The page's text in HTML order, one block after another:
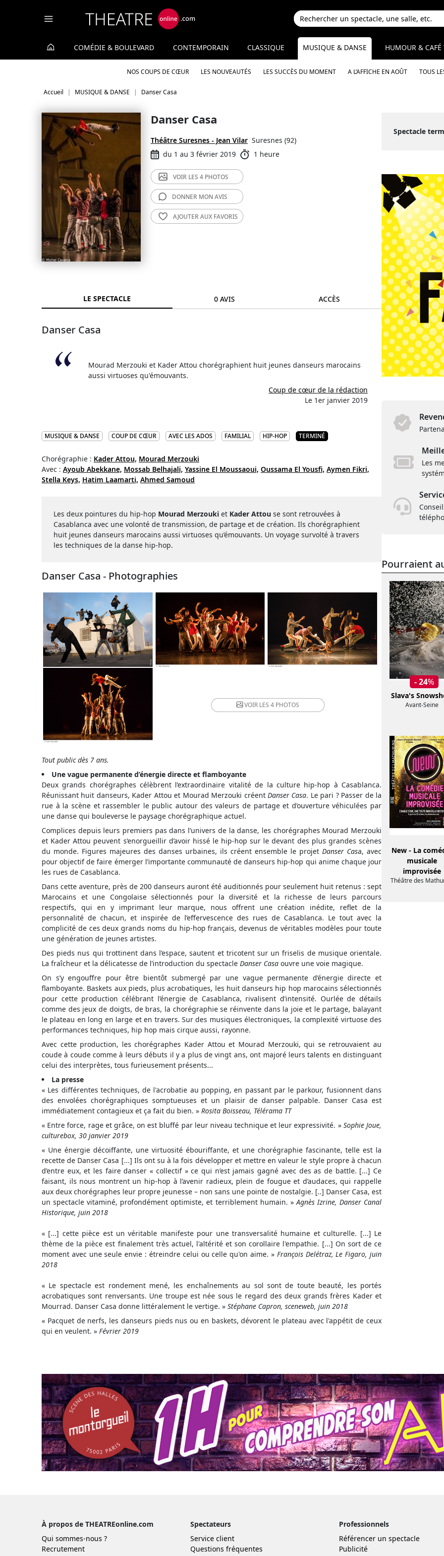
COMÉDIE & BOULEVARD CONTEMPORAIN CLASSIQUE MUSIQUE & DANSE
NOS COUPS DE CŒUR LES NOUVEAUTÉS LES SUCCÈS DU MOMENT A L’AFFICHE EN AOÛT TOUS
HUMOUR & CAFÉ
Accueil MUSIQUE & DANSE Danser Casa
Danser Casa
Théâtre Suresnes - Jean Vilar Suresnes (92)
du 1 au 3 février 2019
1 heure
VOIR LES 4 PHOTOS
DONNER MON AVIS
AJOUTER AUX FAVORIS
LE SPECTACLE 0 AVIS ACCÈS
Danser Casa
Mourad Merzouki et Kader Attou chorégraphient huit jeunes danseurs marocains
aussi virtuoses qu'émouvants.
Coup de cœur de la rédaction
Le 1er janvier 2019
MUSIQUE & DANSE COUP DE CŒUR AVEC LES ADOS FAMILIAL HIP-HOP TERMINÉ
Chorégraphie : Kader Attou, Mourad Merzouki
Avec : Ayoub Abekkane, Mossab Belhajali, Yassine El Moussaoui, Oussama El Yousfi, Aymen Fikri,
Stella Keys, Hatim Laamarti, Ahmed Samoud
Les deux pointures du hip-hop Mourad Merzouki et Kader Attou se sont retrouvées à
Casablanca avec une volonté de transmission, de partage et de création. Ils chorégraphient
huit jeunes danseurs marocains aussi virtuoses qu’émouvants. Un voyage survolté à travers
les techniques de la danse hip-hop.
Danser Casa - Photographies
VOIR LES 4 PHOTOS
Tout public dès 7 ans.
Une vague permanente d’énergie directe et flamboyante
Deux grands chorégraphes célèbrent l’extraordinaire vitalité de la culture hip-hop à Casablanca.
Réunissant huit danseurs, Kader Attou et Mourad Merzouki créent Danser Casa. Le pari ? Passer de la
rue à la scène et rassembler le public autour des valeurs de partage et d’ouverture véhiculées par
une danse qui bouleverse le paysage chorégraphique actuel.
Complices depuis leurs premiers pas dans l’univers de la danse, les chorégraphes Mourad Merzouki
et Kader Attou peuvent s’enorgueillir d’avoir hissé le hip-hop sur le devant des plus grandes scènes
du monde. Figures majeures des danses urbaines, ils créent ensemble le projet Danser Casa, avec
pour objectif de faire émerger l’importante communauté de danseurs hip-hop qui anime chaque jour
les rues de Casablanca.
Dans cette aventure, près de 200 danseurs auront été auditionnés pour seulement huit retenus : sept
Marocains et une Congolaise sélectionnés pour la diversité et la richesse de leurs parcours
respectifs, qui en y imprimant leur marque, nous offrent une création inédite, reflet de la
personnalité de chacun, et inspirée de l’effervescence des rues de Casablanca. Le tout avec la
complicité de ces deux grands noms du hip-hop français, devenus de véritables modèles pour toute
une génération de jeunes artistes.
Des pieds nus qui trottinent dans l’espace, sautent et tricotent sur un friselis de musique orientale.
La fraîcheur et la délicatesse de l’introduction du spectacle Danser Casa ouvre une voie magique.
On s’y engouffre pour être bientôt submergé par une vague permanente d’énergie directe et
flamboyante. Baskets aux pieds, plus acrobatiques, les huit danseurs hip hop marocains sélectionnés
pour cette production célébrant l’énergie de Casablanca, rivalisent d’intensité. Ourlée de détails
comme des jeux de doigts, de bras, la chorégraphie se réinvente dans la joie et le partage, balayant
le plateau en long en large et en travers. Sur des musiques électroniques, la complexité virtuose des
performances techniques, hip hop mais cirque aussi, rayonne.
Avec cette production, les chorégraphes Kader Attou et Mourad Merzouki, qui se retrouvaient au
coude à coude comme à leurs débuts il y a plus de vingt ans, ont majoré leurs talents en distinguant
celui des interprètes, tous furieusement présents...
La presse
« Les différentes techniques, de l'acrobatie au popping, en passant par le parkour, fusionnent dans
des envolées chorégraphiques somptueuses et un plaisir de danser palpable. Danser Casa est
immédiatement contagieux et ça fait du bien. » Rosita Boisseau, Télérama TT
« Entre force, rage et grâce, on est bluffé par leur niveau technique et leur expressivité. » Sophie Joue,
culturebox, 30 janvier 2019
« Une énergie décoiffante, une virtuosité ébouriffante, et une chorégraphie fascinante, telle est la
recette de Danser Casa [...] Ils ont su à la fois développer et mettre en valeur le style propre à chacun
d’entre eux, et les faire danser « collectif » ce qui n’est jamais gagné avec des as de battle. [...] Ce
faisant, ils nous montrent un hip-hop à l’avenir radieux, plein de fougue et d’audaces, qui rappelle
aux deux chorégraphes leur propre jeunesse – non sans une pointe de nostalgie. [..] Danser Casa, est
un spectacle vitaminé, profondément optimiste, et terriblement humain. »Agnès Izrine, Danser Canal
Historique, juin 2018
« [...] cette pièce est un véritable manifeste pour une transversalité humaine et culturelle. [...] Le
thème de la pièce est finalement très actuel, l'altérité et son corollaire l'empathie. [...] On sort de ce
moment avec une seule envie : étreindre celui ou celle qu'on aime. » François Delétraz, Le Figaro, juin
2018
« Le spectacle est rondement mené, les enchaînements au sol sont de toute beauté, les portés
acrobatiques sont renversants. Une troupe est née sous le regard des deux grands frères Kader et
Mourrad. Danser Casa donne littéralement le vertige. » Stéphane Capron, sceneweb, juin 2018
« Pacquet de nerfs, les danseurs pieds nus ou en baskets, dévorent le plateau avec l'appétit de ceux
qui en veulent. » Février 2019
Spectacle
Les
Pourraient
- 24%
Slava's
Avant-Seine
New - La
musicale
improvisée
Théâtre des
À propos de THEATREonline.com
Qui sommes-nous ?
Recrutement
Spectateurs
Service client
Questions fréquentes
Professionnels
Référencer un spectacle
Publicité